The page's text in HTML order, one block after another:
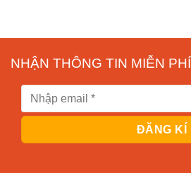
NHẬN THÔNG TIN MIỄN PHÍ